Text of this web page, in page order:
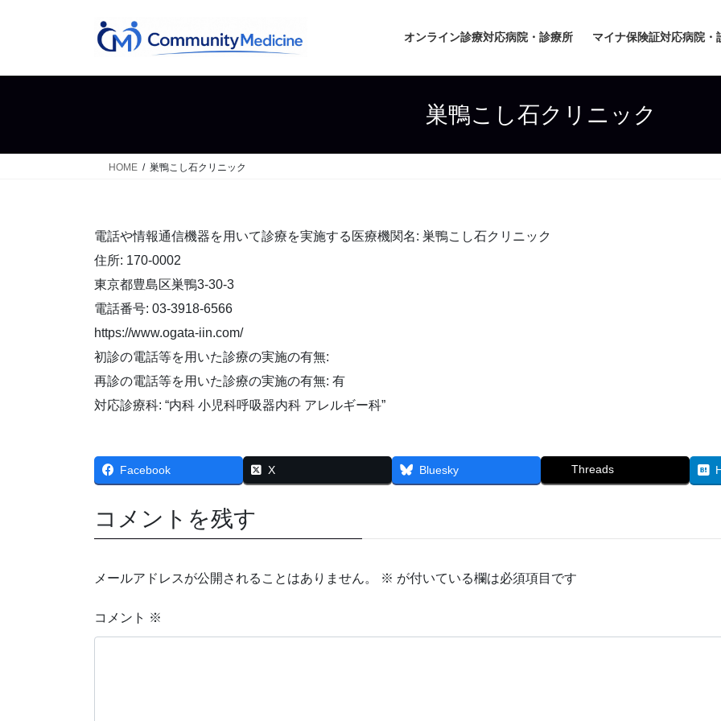
オンライン診療対応病院・診療所 マイナ保険証対応病院・
巣鴨こし石クリニック
HOME 巣鴨こし石クリニック
電話や情報通信機器を用いて診療を実施する医療機関名: 巣鴨こし石クリニック
住所: 170-0002
東京都豊島区巣鴨3-30-3
電話番号: 03-3918-6566
https://www.ogata-iin.com/
初診の電話等を用いた診療の実施の有無:
再診の電話等を用いた診療の実施の有無: 有
対応診療科: “内科 小児科呼吸器内科 アレルギー科”
Facebook X Bluesky Threads
コメントを残す
メールアドレスが公開されることはありません。 ※ が付いている欄は必須項目です
コメント ※